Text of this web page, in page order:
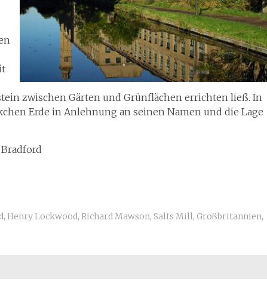
zwischen Gärten und Grünflächen errichten ließ. In
Erde in Anlehnung an seinen Namen und die Lage
, Henry Lockwood, Richard Mawson, Salts Mill, Großbritannien,